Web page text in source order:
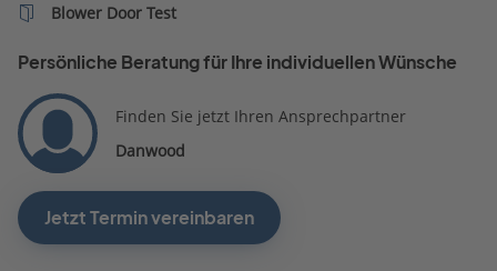
Blower Door Test
Persönliche Beratung für Ihre individuellen Wünsche
Finden Sie jetzt Ihren Ansprechpartner
Danwood
Jetzt Termin vereinbaren